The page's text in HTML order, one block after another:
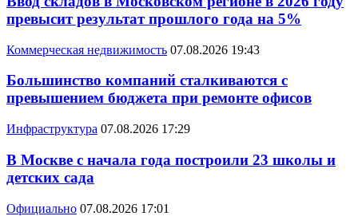
превысит результат прошлого года на 5%
Коммерческая недвижимость 07.08.2026 19:43
Большинство компаний сталкиваются с
превышением бюджета при ремонте офисов
Инфраструктура 07.08.2026 17:29
В Москве с начала года построили 23 школы и
детских сада
Официально 07.08.2026 17:01